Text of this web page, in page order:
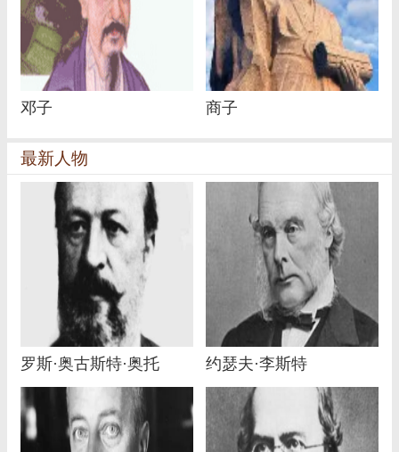
邓子 商子
最新人物
罗斯·奥古斯特·奥托 约瑟夫·李斯特